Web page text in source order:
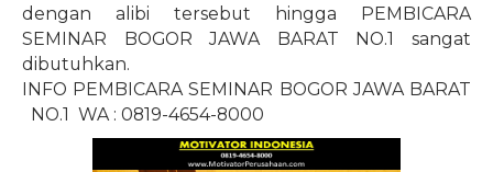
dengan alibi tersebut hingga PEMBICARA
SEMINAR BOGOR JAWA BARAT NO.1 sangat
dibutuhkan.
INFO PEMBICARA SEMINAR BOGOR JAWA BARAT
NO.1 WA : 0819-4654-8000